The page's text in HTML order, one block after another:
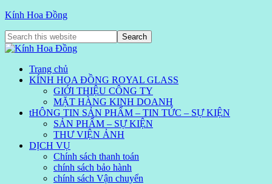
Kính Hoa Đồng
Trang chủ
KÍNH HOA ĐỒNG ROYAL GLASS
GIỚI THIỆU CÔNG TY
MẶT HÀNG KINH DOANH
tHÔNG TIN SẢN PHẨM – TIN TỨC – SỰ KIỆN
SẢN PHẨM – SỰ KIỆN
THƯ VIỆN ẢNH
DỊCH VỤ
Chính sách thanh toán
chính sách bảo hành
chính sách Vận chuyển